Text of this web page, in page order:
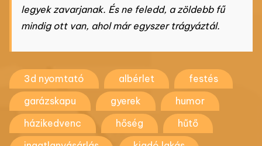
legyek zavarjanak. És ne feledd, a zöldebb fű
mindig ott van, ahol már egyszer trágyáztál.
3d nyomtató albérlet
festés
garázskapu
gyerek
humor
házikedvenc
hőség
hűtő